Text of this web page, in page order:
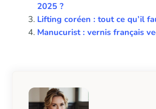
2025 ?
Lifting coréen : tout ce qu’il
Manucurist : vernis français